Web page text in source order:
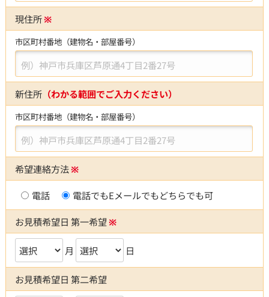
現住所※
市区町村番地（建物名・部屋番号）
例）神戸市兵庫区芦原通4丁目2番27号
新住所（わかる範囲でご入力ください）
市区町村番地（建物名・部屋番号）
例）神戸市兵庫区芦原通4丁目2番27号
希望連絡方法※
電話
電話でもEメールでもどちらでも可
お見積希望日 第一希望※
月 日
お見積希望日 第二希望